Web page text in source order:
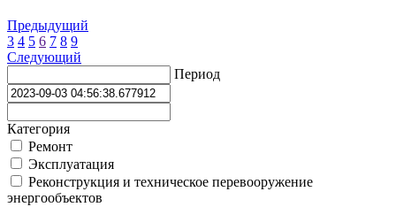
Предыдущий
3 4 5 6 7 8 9
Следующий
Период
Категория
Ремонт
Эксплуатация
Реконструкция и техническое перевооружение
энергообъектов